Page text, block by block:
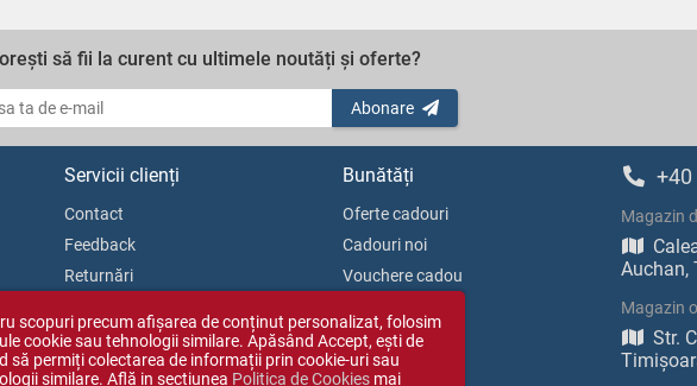
să fii la curent cu ultimele noutăți și oferte?
Abonare
Servicii clienți
Contact
Feedback
Returnări
ANPC
Bunătăți
Oferte cadouri
Cadouri noi
Vouchere cadou
+40
Magazin
Auchan,
Magazin
Str.
scopuri precum afișarea de conținut personalizat, folosim
cookie sau tehnologii similare. Apăsând Accept, ești de
să permiți colectarea de informații prin cookie-uri sau
similare. Află in sectiunea Politica de Cookies mai